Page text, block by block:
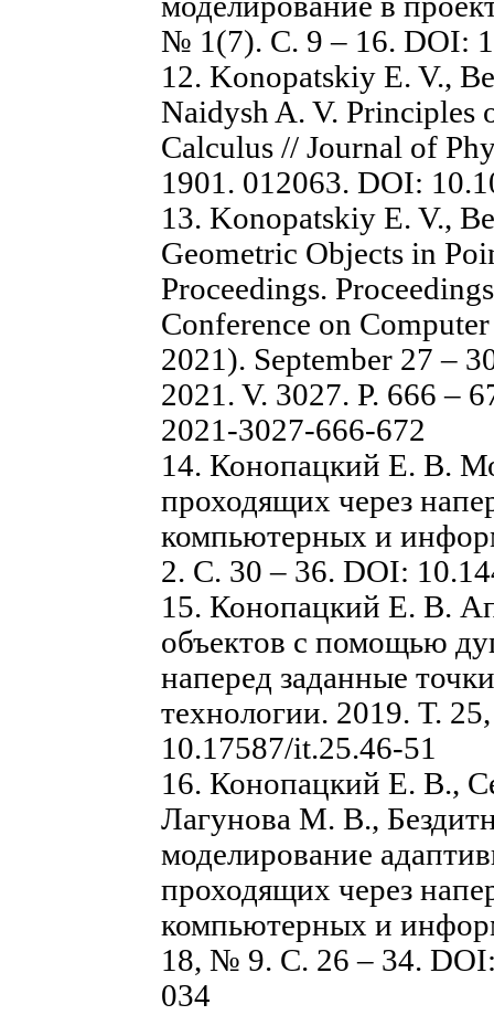
№ 1(7). С. 9 – 16. DOI:
12. Konopatskiy E. V.,
Naidysh A. V.
Calculus // Journal of
1901. 012063. DOI:
13. Konopatskiy E. V.,
Geometric Objects in
Proceedings.
Conference on
2021). September 27 –
2021. V. 3027. P. 666 –
2021-3027-666-672
14. Конопацкий Е. В.
проходящих через
компьютерных и
2. С. 30 – 36. DOI:
15. Конопацкий Е. В.
объектов с помощью
наперед заданные
технологии. 2019. Т.
10.17587/it.25.46-51
16. Конопацкий Е. В.,
Лагунова М. В.,
моделирование
проходящих через
компьютерных и
18, № 9. С. 26 – 34.
034